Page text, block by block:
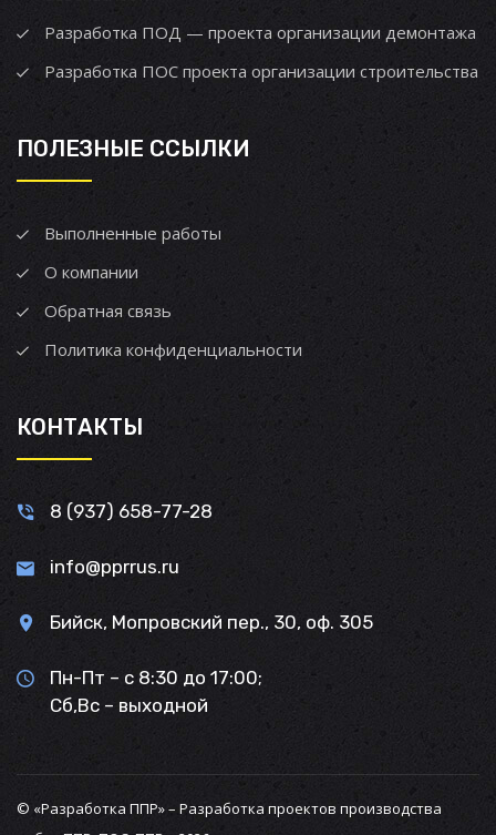
Разработка ПОД — проекта организации демонтажа
Разработка ПОС проекта организации строительства
ПОЛЕЗНЫЕ ССЫЛКИ
Выполненные работы
О компании
Обратная связь
Политика конфиденциальности
КОНТАКТЫ
8 (937) 658-77-28
info@pprrus.ru
Бийск, Мопровский пер., 30, оф. 305
Пн-Пт – с 8:30 до 17:00;
Сб,Вс – выходной
© «Разработка ППР» – Разработка проектов производства